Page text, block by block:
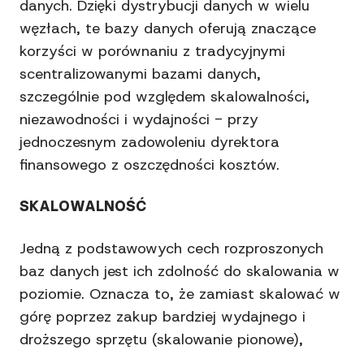
danych. Dzięki dystrybucji danych w wielu
węzłach, te bazy danych oferują znaczące
korzyści w porównaniu z tradycyjnymi
scentralizowanymi bazami danych,
szczególnie pod względem skalowalności,
niezawodności i wydajności - przy
jednoczesnym zadowoleniu dyrektora
finansowego z oszczędności kosztów.
SKALOWALNOŚĆ
Jedną z podstawowych cech rozproszonych
baz danych jest ich zdolność do skalowania w
poziomie. Oznacza to, że zamiast skalować w
górę poprzez zakup bardziej wydajnego i
droższego sprzętu (skalowanie pionowe),